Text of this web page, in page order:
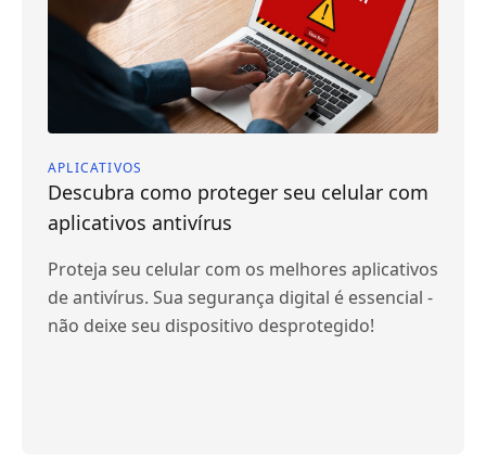
APLICATIVOS
Descubra como proteger seu celular com
aplicativos antivírus
Proteja seu celular com os melhores aplicativos
de antivírus. Sua segurança digital é essencial -
não deixe seu dispositivo desprotegido!